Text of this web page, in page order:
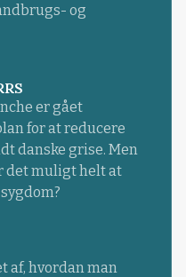
og
er gået
for at reducere
danske grise. Men
det muligt helt at
af, hvordan man